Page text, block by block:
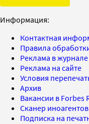
Информация:
Контактная
Правила
Реклама в журнале
Реклама на сайте
Условия
Архив
Вакансии в Forbes
Сканер
Подписка на